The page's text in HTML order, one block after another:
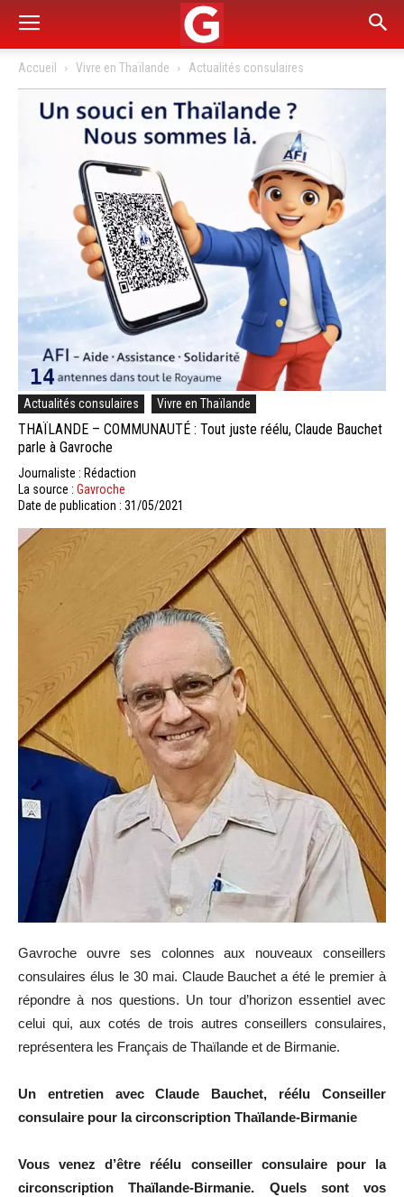
Accueil Vivre en Thaïlande Actualités consulaires
Actualités consulaires Vivre en Thaïlande
THAÏLANDE – COMMUNAUTÉ : Tout juste réélu, Claude Bauchet
parle à Gavroche
Journaliste : Rédaction
La source : Gavroche
Date de publication : 31/05/2021
Gavroche ouvre ses colonnes aux nouveaux conseillers
consulaires élus le 30 mai. Claude Bauchet a été le premier à
répondre à nos questions. Un tour d’horizon essentiel avec
celui qui, aux cotés de trois autres conseillers consulaires,
représentera les Français de Thaïlande et de Birmanie.
Un entretien avec Claude Bauchet, réélu Conseiller
consulaire pour la circonscription Thaïlande-Birmanie
Vous venez d’être réélu conseiller consulaire pour la
circonscription Thaïlande-Birmanie. Quels sont vos